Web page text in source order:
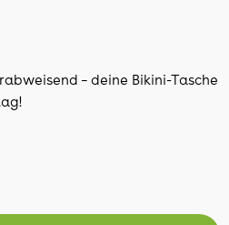
– deine Bikini-Tasche